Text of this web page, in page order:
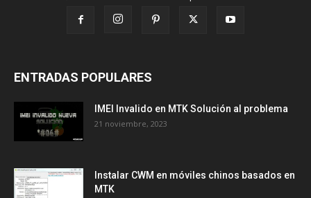
ENTRADAS POPULARES
IMEI Invalido en MTK Solución al problema
21 noviembre, 2023
Instalar CWM en móviles chinos basados en
MTK